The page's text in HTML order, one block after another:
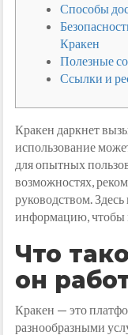
Способы
Кракен
Полезные
Ссылки и
Кракен даркнет
использование
для опытных
возможностях,
руководством.
информацию, чтобы
Что
он
Кракен — это
разнообразными